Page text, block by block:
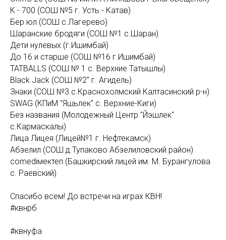
К - 700 (СОШ №5 г. Усть - Катав)
Бер юл (СОШ с.Лагерево)
Шаранские бродяги (СОШ №1 с.Шаран)
Дети нулевых (г.Ишимбай)
До 16 и старше (СОШ №16 г.Ишимбай)
TATBALLS (СОШ № 1 с. Верхние Татышлы)
Black Jack (СОШ №2" г. Агидель)
Знаки (СОШ №3 с.Краснохолмский Калтасинский р-н)
SWAG (КПиМ "Яшьлек" с. Верхние-Киги)
Без названия (Молодежный Центр "Йэшлек"
с.Кармаскалы)
Лица Лицея (Лицей№1 г. Нефтекамск)
Абзелил (СОШ д.Тупаково Абзелиловский район)
comediмектеп (Башкирский лицей им. М. Бурангулова
с. Раевский)
Спасибо всем! До встречи на играх КВН!
#квнрб
#квнуфа